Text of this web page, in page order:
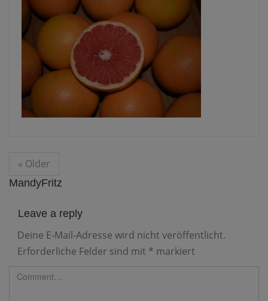
« Older
MandyFritz
Leave a reply
Deine E-Mail-Adresse wird nicht veröffentlicht.
Erforderliche Felder sind mit * markiert